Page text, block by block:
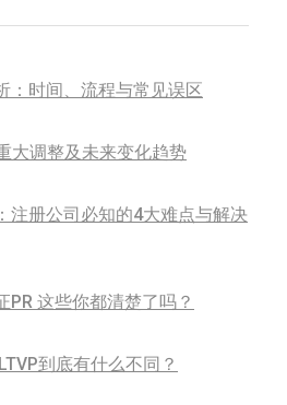
：时间、流程与常见误区
大调整及未来变化趋势
注册公司必知的4大难点与解决
PR 这些你都清楚了吗？
到底有什么不同？